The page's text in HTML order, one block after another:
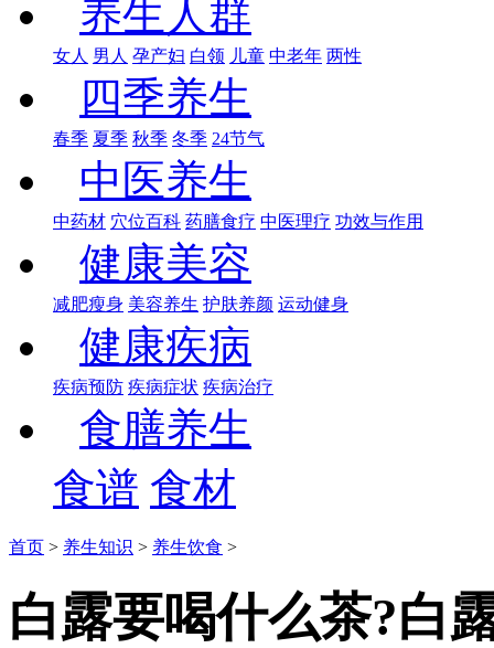
养生人群
女人 男人 孕产妇 白领 儿童 中老年 两性
四季养生
春季 夏季 秋季 冬季 24节气
中医养生
中药材 穴位百科 药膳食疗 中医理疗 功效与作用
健康美容
减肥瘦身 美容养生 护肤养颜 运动健身
健康疾病
疾病预防 疾病症状 疾病治疗
食膳养生
食谱 食材
首页 > 养生知识 > 养生饮食 >
白露要喝什么茶?白